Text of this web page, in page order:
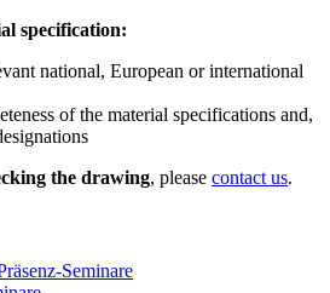
specification:
national, European or international
of the material specifications and,
the drawing, please contact us.
Seminare